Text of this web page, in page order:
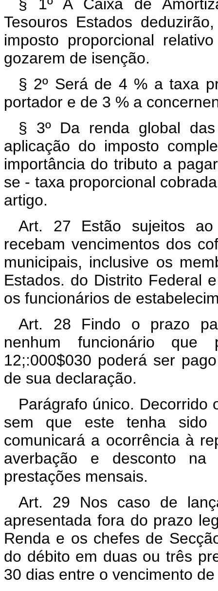
§ 1º A Caixa de
Tesouros Estados
imposto proporcional
gozarem de isenção.
§ 2º Será de 4 % a taxa
portador e de 3 % a
§ 3º Da renda global
aplicação do imposto
importância do tributo a
se - taxa proporcional
artigo.
Art. 27 Estão sujeitos
recebam vencimentos dos
municipais, inclusive os
Estados. do Distrito Federal
os funcionários de
Art. 28 Findo o prazo
nenhum funcionário que
12;:000$030 poderá ser
de sua declaração.
Parágrafo único. Decorrido
sem que este tenha sido
comunicará a ocorrência à
averbação e desconto
prestações mensais.
Art. 29 Nos caso de
apresentada fora do prazo
Renda e os chefes de
do débito em duas ou três
30 dias entre o vencimento